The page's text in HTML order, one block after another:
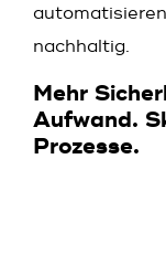
nachhaltig.
Mehr
Aufwand.
Prozesse.